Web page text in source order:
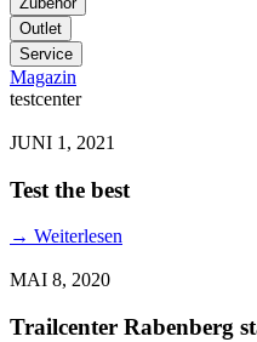
Outlet
Service
Magazin
testcenter
JUNI 1, 2021
Test the best
→ Weiterlesen
MAI 8, 2020
Trailcenter Rabenberg